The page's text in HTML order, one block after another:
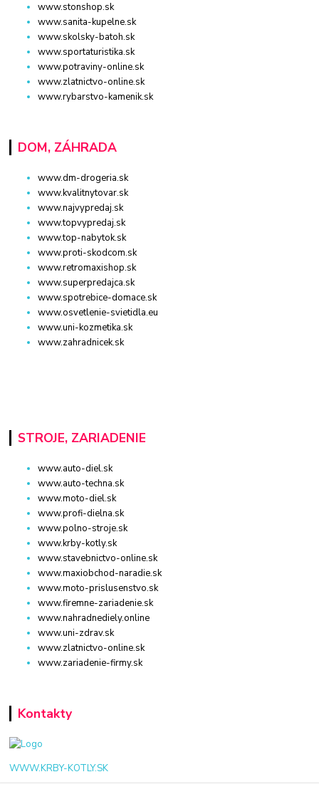
www.stonshop.sk
www.sanita-kupelne.sk
www.skolsky-batoh.sk
www.sportaturistika.sk
www.potraviny-online.sk
www.zlatnictvo-online.sk
www.rybarstvo-kamenik.sk
DOM, ZÁHRADA
www.dm-drogeria.sk
www.kvalitnytovar.sk
www.najvypredaj.sk
www.topvypredaj.sk
www.top-nabytok.sk
www.proti-skodcom.sk
www.retromaxishop.sk
www.superpredajca.sk
www.spotrebice-domace.sk
www.osvetlenie-svietidla.eu
www.uni-kozmetika.sk
www.zahradnicek.sk
STROJE, ZARIADENIE
www.auto-diel.sk
www.auto-techna.sk
www.moto-diel.sk
www.profi-dielna.sk
www.polno-stroje.sk
www.krby-kotly.sk
www.stavebnictvo-online.sk
www.maxiobchod-naradie.sk
www.moto-prislusenstvo.sk
www.firemne-zariadenie.sk
www.nahradnediely.online
www.uni-zdrav.sk
www.zlatnictvo-online.sk
www.zariadenie-firmy.sk
Kontakty
WWW.KRBY-KOTLY.SK